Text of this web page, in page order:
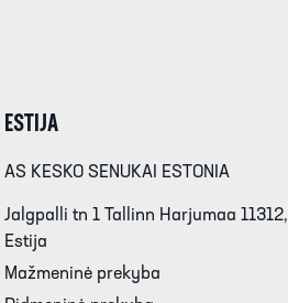
ESTIJA
AS KESKO SENUKAI ESTONIA
Jalgpalli tn 1 Tallinn Harjumaa 11312,
Estija
Mažmeninė prekyba